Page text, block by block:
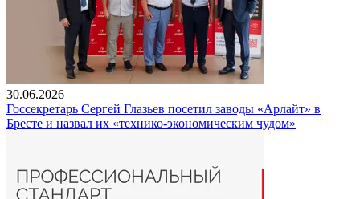
30.06.2026
Госсекретарь Сергей Глазьев посетил заводы «Арлайт» в
Бресте и назвал их «технико-экономическим чудом»